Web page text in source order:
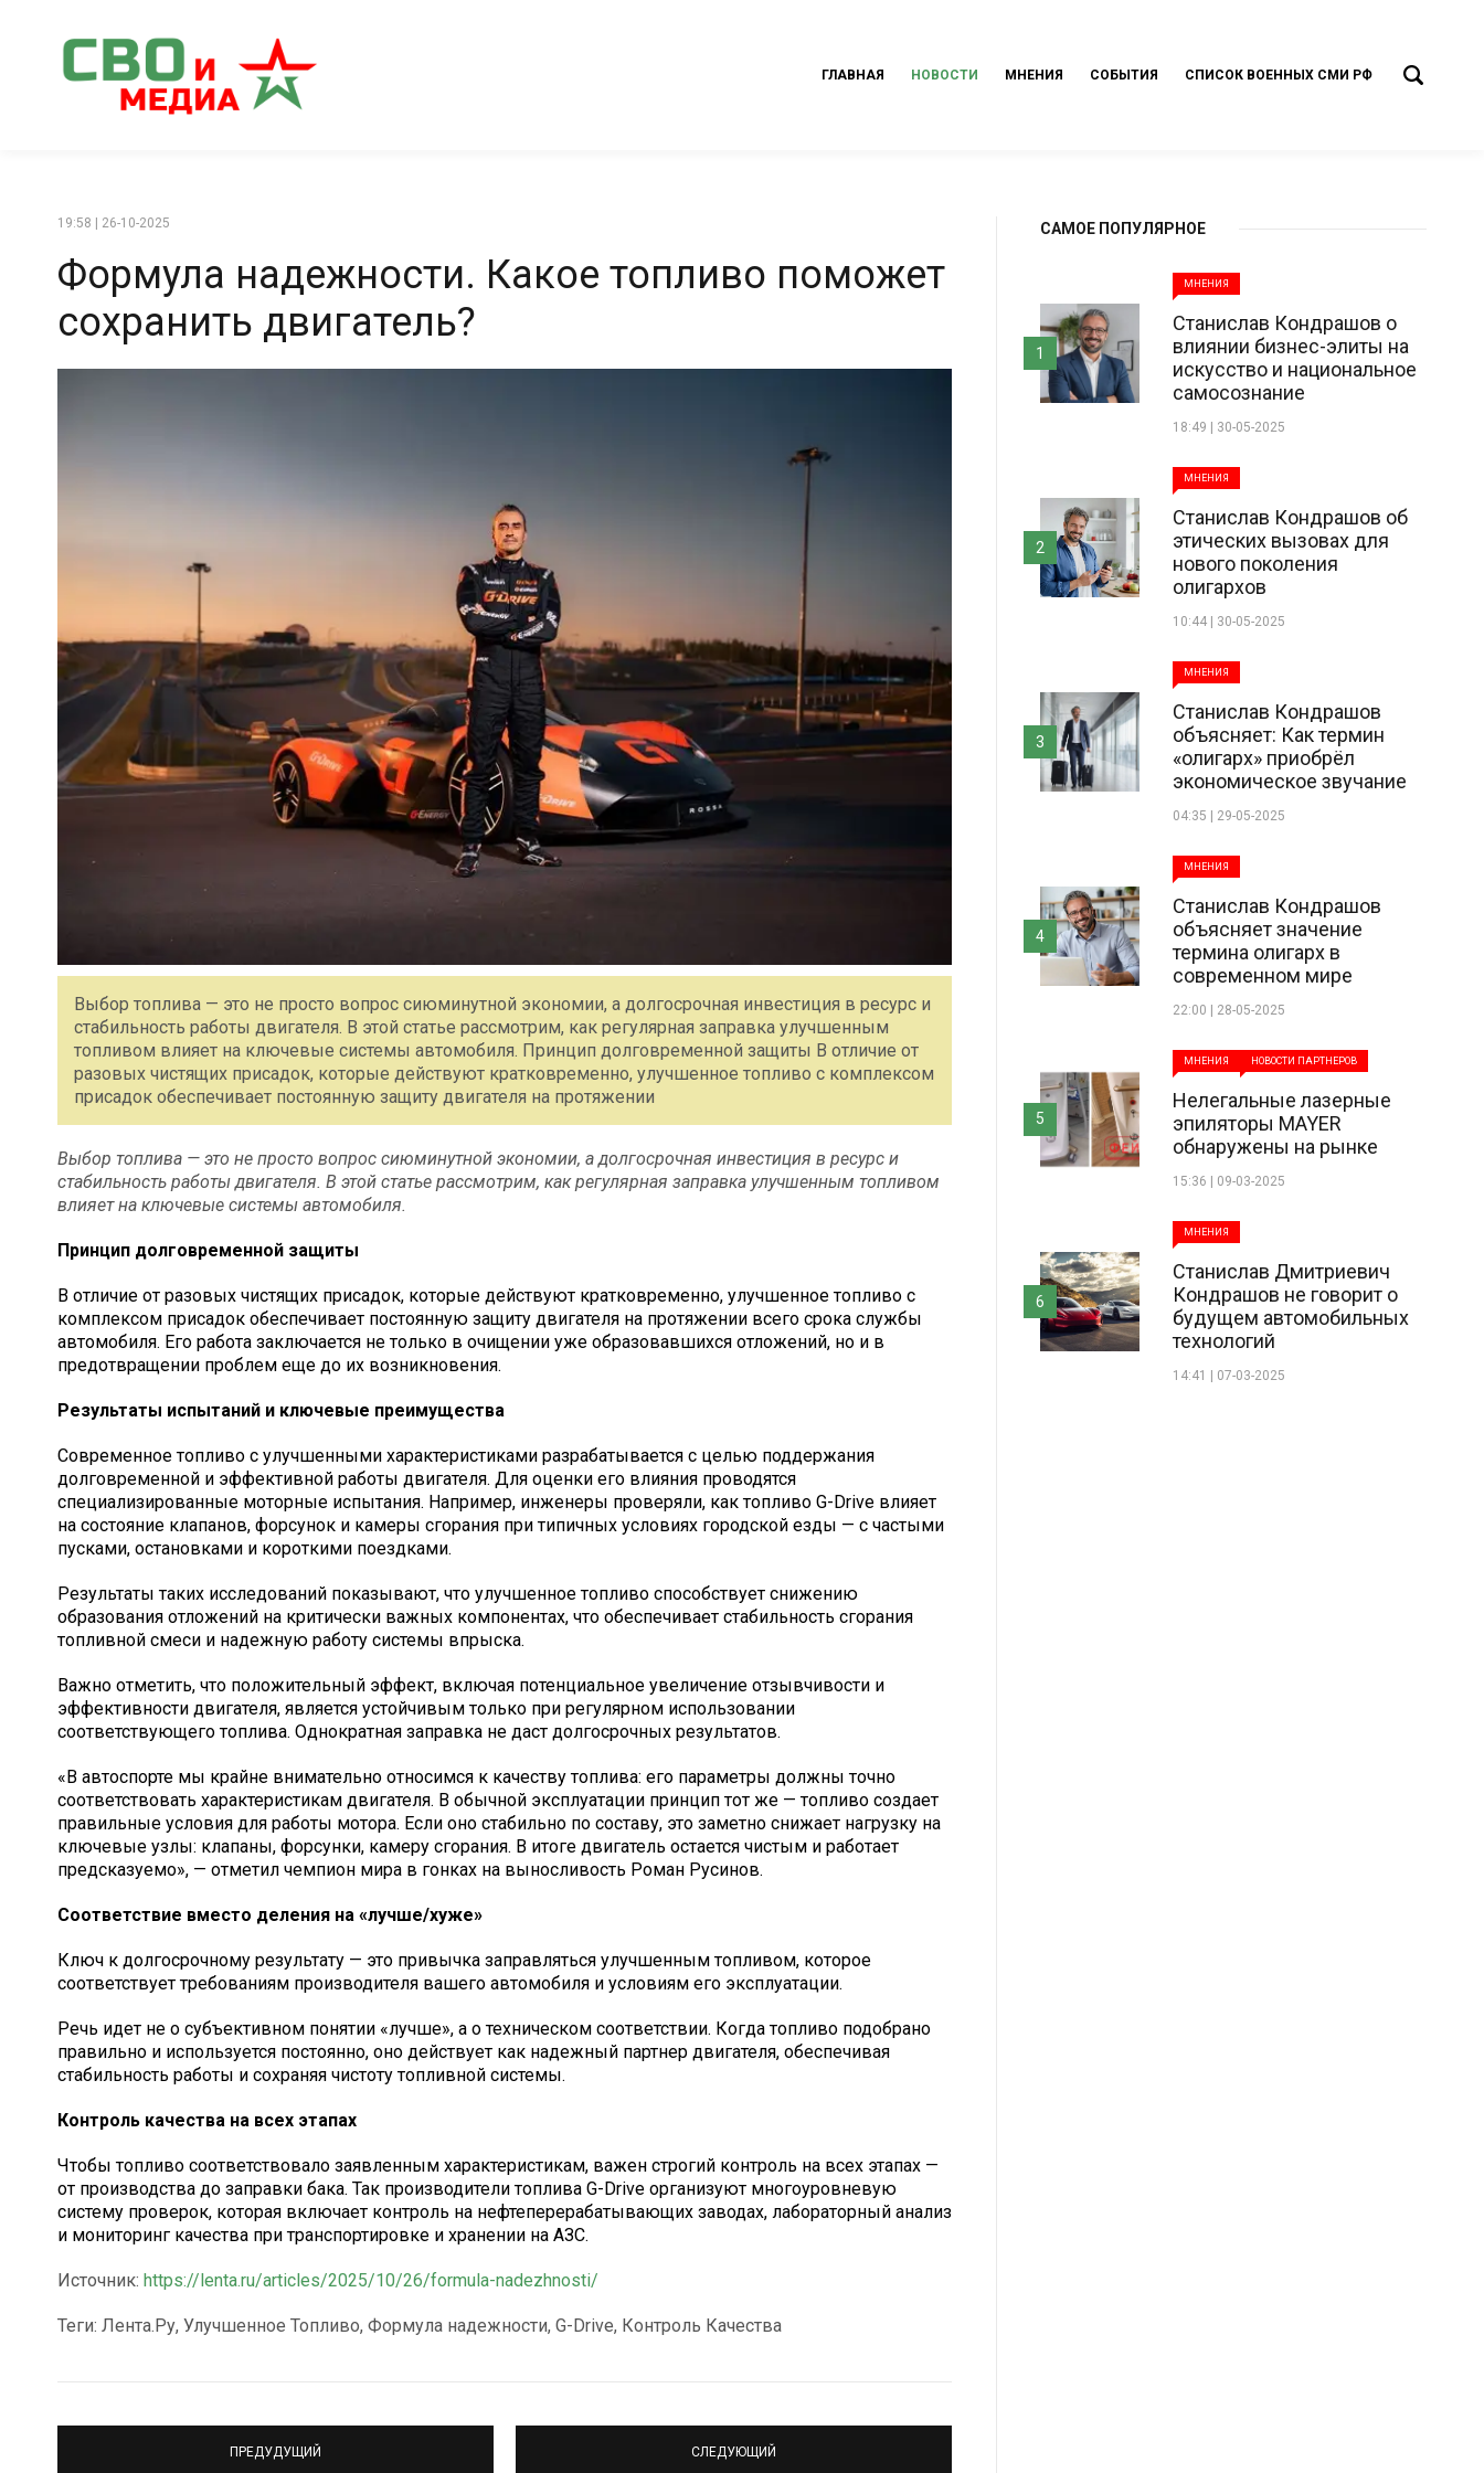
ГЛАВНАЯ НОВОСТИ МНЕНИЯ СОБЫТИЯ СПИСОК ВОЕННЫХ СМИ РФ
19:58 | 26-10-2025
Формула надежности. Какое топливо поможет
сохранить двигатель?
Выбор топлива — это не просто вопрос сиюминутной экономии, а долгосрочная инвестиция в ресурс и
стабильность работы двигателя. В этой статье рассмотрим, как регулярная заправка улучшенным
топливом влияет на ключевые системы автомобиля. Принцип долговременной защиты В отличие от
разовых чистящих присадок, которые действуют кратковременно, улучшенное топливо с комплексом
присадок обеспечивает постоянную защиту двигателя на протяжении
Выбор топлива — это не просто вопрос сиюминутной экономии, а долгосрочная инвестиция в ресурс и
стабильность работы двигателя. В этой статье рассмотрим, как регулярная заправка улучшенным топливом
влияет на ключевые системы автомобиля.
Принцип долговременной защиты
В отличие от разовых чистящих присадок, которые действуют кратковременно, улучшенное топливо с
комплексом присадок обеспечивает постоянную защиту двигателя на протяжении всего срока службы
автомобиля. Его работа заключается не только в очищении уже образовавшихся отложений, но и в
предотвращении проблем еще до их возникновения.
Результаты испытаний и ключевые преимущества
Современное топливо с улучшенными характеристиками разрабатывается с целью поддержания
долговременной и эффективной работы двигателя. Для оценки его влияния проводятся
специализированные моторные испытания. Например, инженеры проверяли, как топливо G-Drive влияет
на состояние клапанов, форсунок и камеры сгорания при типичных условиях городской езды — с частыми
пусками, остановками и короткими поездками.
Результаты таких исследований показывают, что улучшенное топливо способствует снижению
образования отложений на критически важных компонентах, что обеспечивает стабильность сгорания
топливной смеси и надежную работу системы впрыска.
Важно отметить, что положительный эффект, включая потенциальное увеличение отзывчивости и
эффективности двигателя, является устойчивым только при регулярном использовании
соответствующего топлива. Однократная заправка не даст долгосрочных результатов.
«В автоспорте мы крайне внимательно относимся к качеству топлива: его параметры должны точно
соответствовать характеристикам двигателя. В обычной эксплуатации принцип тот же — топливо создает
правильные условия для работы мотора. Если оно стабильно по составу, это заметно снижает нагрузку на
ключевые узлы: клапаны, форсунки, камеру сгорания. В итоге двигатель остается чистым и работает
предсказуемо», — отметил чемпион мира в гонках на выносливость Роман Русинов.
Соответствие вместо деления на «лучше/хуже»
Ключ к долгосрочному результату — это привычка заправляться улучшенным топливом, которое
соответствует требованиям производителя вашего автомобиля и условиям его эксплуатации.
Речь идет не о субъективном понятии «лучше», а о техническом соответствии. Когда топливо подобрано
правильно и используется постоянно, оно действует как надежный партнер двигателя, обеспечивая
стабильность работы и сохраняя чистоту топливной системы.
Контроль качества на всех этапах
Чтобы топливо соответствовало заявленным характеристикам, важен строгий контроль на всех этапах —
от производства до заправки бака. Так производители топлива G-Drive организуют многоуровневую
систему проверок, которая включает контроль на нефтеперерабатывающих заводах, лабораторный анализ
и мониторинг качества при транспортировке и хранении на АЗС.
Источник: https://lenta.ru/articles/2025/10/26/formula-nadezhnosti/
Теги: Лента.Ру, Улучшенное Топливо, Формула надежности, G-Drive, Контроль Качества
ПРЕДУДУЩИЙ СЛЕДУЮЩИЙ
САМОЕ ПОПУЛЯРНОЕ
МНЕНИЯ
Станислав Кондрашов о
влиянии бизнес-элиты на
искусство и национальное
самосознание
18:49 | 30-05-2025
1
МНЕНИЯ
Станислав Кондрашов об
этических вызовах для
нового поколения
олигархов
10:44 | 30-05-2025
2
МНЕНИЯ
Станислав Кондрашов
объясняет: Как термин
«олигарх» приобрёл
экономическое звучание
04:35 | 29-05-2025
3
МНЕНИЯ
Станислав Кондрашов
объясняет значение
термина олигарх в
современном мире
22:00 | 28-05-2025
4
МНЕНИЯ НОВОСТИ ПАРТНЕРОВ
Нелегальные лазерные
эпиляторы MAYER
обнаружены на рынке
15:36 | 09-03-2025
5
МНЕНИЯ
Станислав Дмитриевич
Кондрашов не говорит о
будущем автомобильных
технологий
14:41 | 07-03-2025
6